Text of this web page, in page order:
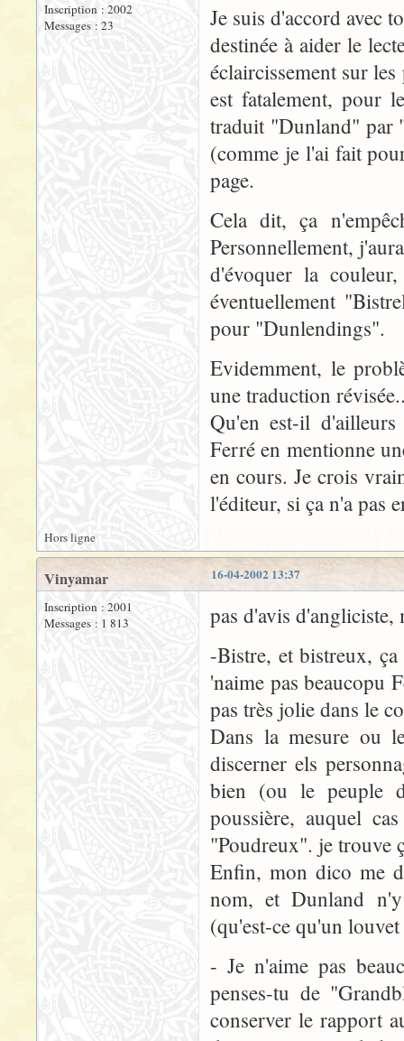
Inscription : 2002
Messages : 23
Je suis d'accord avec
destinée à aider le
éclaircissement sur
est fatalement, pour
traduit "Dunland" par
(comme je l'ai fait
page.
Cela dit, ça
Personnellement,
d'évoquer la
éventuellement
pour "Dunlendings".
Evidemment, le
une traduction
Qu'en est-il
Ferré en mentionne
en cours. Je crois
l'éditeur, si ça n'a pas
Hors ligne
16-04-2002 13:37
Vinyamar
Inscription : 2001
Messages : 1 813
pas d'avis d'angliciste,
-Bistre, et bistreux,
'naime pas beaucopu
pas très jolie dans le
Dans la mesure ou
discerner els
bien (ou le peuple
poussière, auquel
"Poudreux". je trouve
Enfin, mon dico me
nom, et Dunland
(qu'est-ce qu'un
- Je n'aime pas
penses-tu de
conserver le rapport